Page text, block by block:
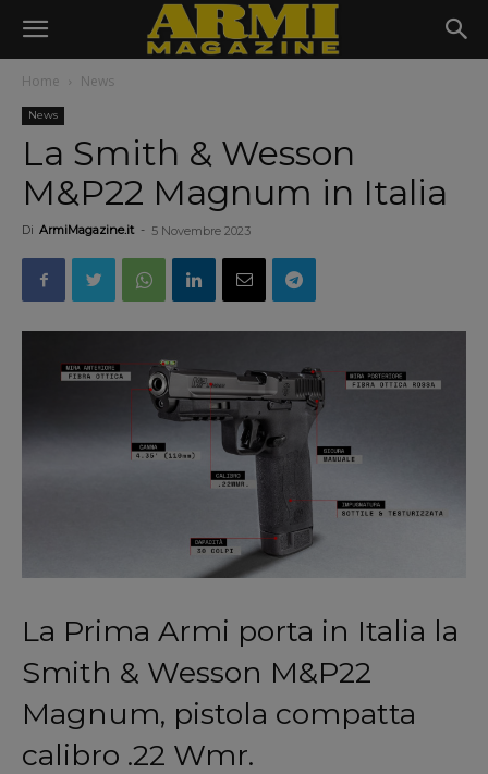
Home News
News
La Smith & Wesson
M&P22 Magnum in Italia
Di ArmiMagazine.it - 5 Novembre 2023
La Prima Armi porta in Italia la
Smith & Wesson M&P22
Magnum, pistola compatta
calibro .22 Wmr.